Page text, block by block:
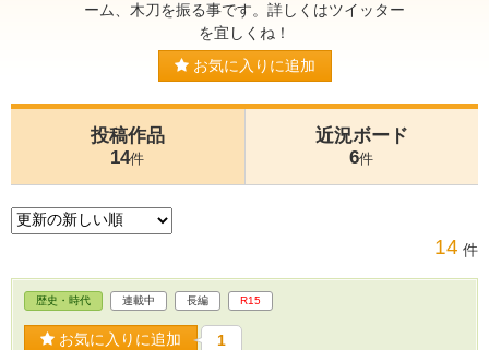
ーム、木刀を振る事です。詳しくはツイッター
を宜しくね！
お気に入りに追加
投稿作品
14件
近況ボード
6件
14 件
歴史・時代 連載中 長編 R15
お気に入りに追加 1